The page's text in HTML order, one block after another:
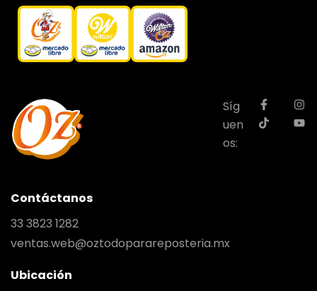
Síg
uen
os:
Contáctanos
33 3823 1282
ventas.web@oztodoparareposteria.mx
Ubicación